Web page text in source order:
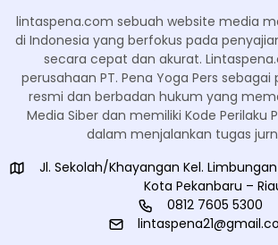
lintaspena.com sebuah website media
di Indonesia yang berfokus pada
secara cepat dan akurat.
perusahaan PT. Pena Yoga Pers
resmi dan berbadan hukum yang
Media Siber dan memiliki Kode Perilaku
dalam menjalankan tugas
Jl. Sekolah/Khayangan Kel.
Kota Pekanbaru –
0812 7605 5300